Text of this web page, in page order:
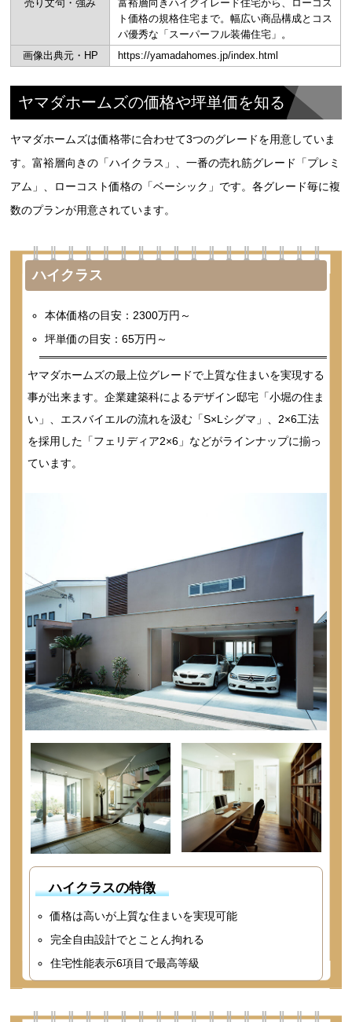
売り文句・強み
富裕層向きハイグイレード住宅から、ローコス
ト価格の規格住宅まで。幅広い商品構成とコス
パ優秀な「スーパーフル装備住宅」。
画像出典元・HP
https://yamadahomes.jp/index.html
ヤマダホームズの価格や坪単価を知る
ヤマダホームズは価格帯に合わせて3つのグレードを用意していま
す。富裕層向きの「ハイクラス」、一番の売れ筋グレード「プレミ
アム」、ローコスト価格の「ベーシック」です。各グレード毎に複
数のプランが用意されています。
ハイクラス
本体価格の目安：2300万円～
坪単価の目安：65万円～
ヤマダホームズの最上位グレードで上質な住まいを実現する
事が出来ます。企業建築科によるデザイン邸宅「小堀の住ま
い」、エスバイエルの流れを汲む「S×Lシグマ」、2×6工法
を採用した「フェリディア2×6」などがラインナップに揃っ
ています。
ハイクラスの特徴
価格は高いが上質な住まいを実現可能
完全自由設計でとことん拘れる
住宅性能表示6項目で最高等級